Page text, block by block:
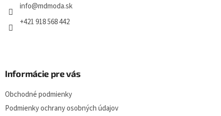
u
info@mdmoda.sk
+421 918 568 442
Informácie pre vás
Obchodné podmienky
Podmienky ochrany osobných údajov